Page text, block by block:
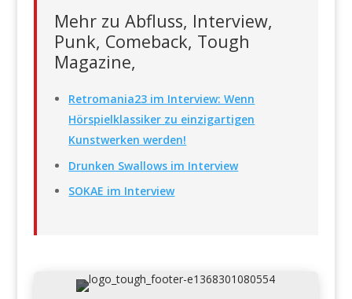
Mehr zu Abfluss, Interview,
Punk, Comeback, Tough
Magazine,
Retromania23 im Interview: Wenn
Hörspielklassiker zu einzigartigen
Kunstwerken werden!
Drunken Swallows im Interview
SOKAE im Interview